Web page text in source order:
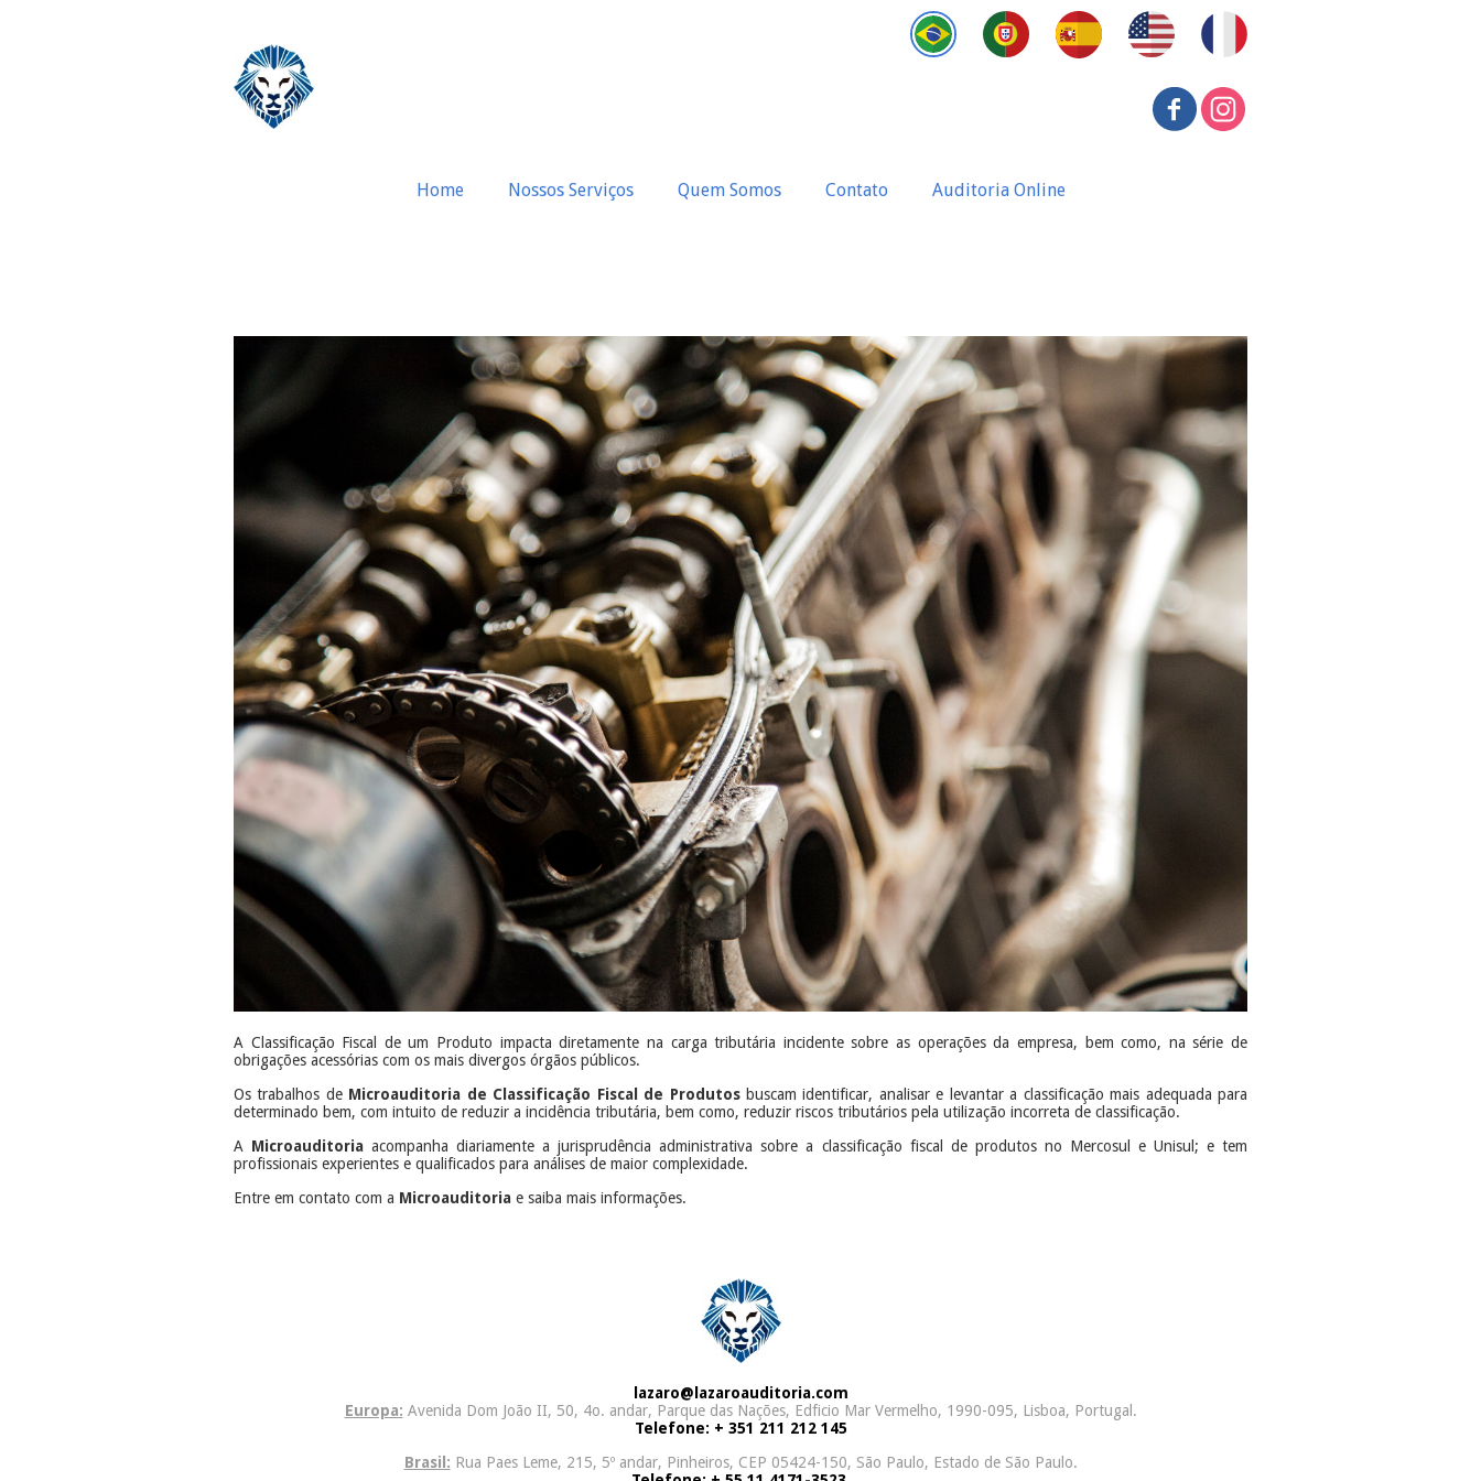
Home Nossos Serviços Quem Somos Contato Auditoria Online
A Classificação Fiscal de um Produto impacta diretamente na carga tributária incidente sobre as operações da empresa, bem como, na série de
obrigações acessórias com os mais divergos órgãos públicos.
Os trabalhos de Microauditoria de Classificação Fiscal de Produtosbuscam identificar, analisar e levantar a classificação mais adequada para
determinado bem, com intuito de reduzir a incidência tributária, bem como, reduzir riscos tributários pela utilização incorreta de classificação.
A Microauditoriaacompanha diariamente a jurisprudência administrativa sobre a classificação fiscal de produtos no Mercosul e Unisul; e tem
profissionais experientes e qualificados para análises de maior complexidade.
Entre em contato com a Microauditoria e saiba mais informações.
lazaro@lazaroauditoria.com
Europa: Avenida Dom João II, 50, 4o. andar, Parque das Nações, Edficio Mar Vermelho, 1990-095, Lisboa, Portugal.
Telefone: + 351 211 212 145
Brasil: Rua Paes Leme, 215, 5º andar, Pinheiros, CEP 05424-150, São Paulo, Estado de São Paulo.